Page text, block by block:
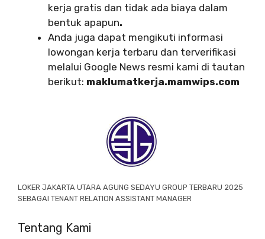
kerja gratis dan tidak ada biaya dalam
bentuk apapun.
Anda juga dapat mengikuti informasi
lowongan kerja terbaru dan terverifikasi
melalui Google News resmi kami di tautan
berikut: maklumatkerja.mamwips.com
LOKER JAKARTA UTARA AGUNG SEDAYU GROUP TERBARU 2025
SEBAGAI TENANT RELATION ASSISTANT MANAGER
Tentang Kami